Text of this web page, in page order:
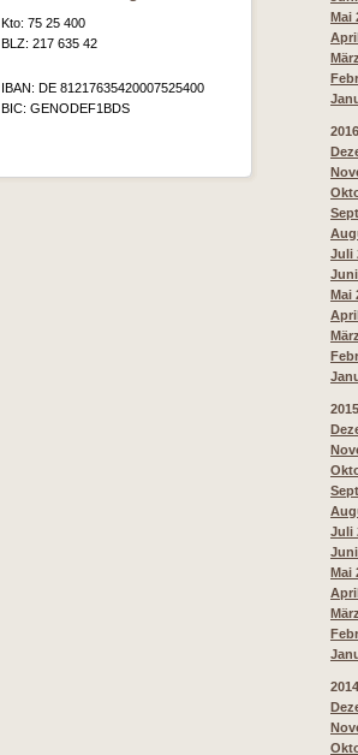
Kto: 75 25 400
BLZ: 217 635 42
IBAN: DE 81217635420007525400
BIC: GENODEF1BDS
Mai
2016
Juli
Mai
2015
Juli
Mai
2014